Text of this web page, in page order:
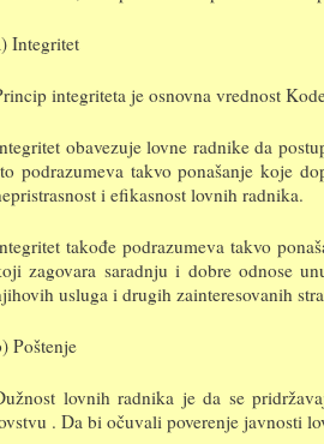
Integritet
integriteta je osnovna vrednost
obavezuje lovne radnike da
podrazumeva takvo ponašanje koje
i efikasnost lovnih radnika.
takođe podrazumeva takvo
zagovara saradnju i dobre odnose
usluga i drugih zainteresovanih
Poštenje
lovnih radnika je da se
. Da bi očuvali poverenje javnosti